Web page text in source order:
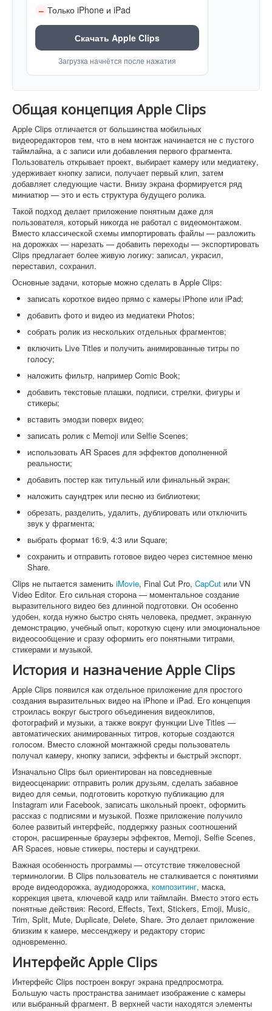
– Только iPhone и iPad
Скачать Apple Clips
Загрузка начнётся после нажатия
Общая концепция Apple Clips
Apple Clips отличается от большинства мобильных
видеоредакторов тем, что в нем монтаж начинается не с пустого
таймлайна, а с записи или добавления первого фрагмента.
Пользователь открывает проект, выбирает камеру или медиатеку,
удерживает кнопку записи, получает первый клип, затем
добавляет следующие части. Внизу экрана формируется ряд
миниатюр — это и есть структура будущего ролика.
Такой подход делает приложение понятным даже для
пользователя, который никогда не работал с видеомонтажом.
Вместо классической схемы импортировать файлы — разложить
на дорожках — нарезать — добавить переходы — экспортировать
Clips предлагает более живую логику: записал, украсил,
переставил, сохранил.
Основные задачи, которые можно сделать в Apple Clips:
записать короткое видео прямо с камеры iPhone или iPad;
добавить фото и видео из медиатеки Photos;
собрать ролик из нескольких отдельных фрагментов;
включить Live Titles и получить анимированные титры по
голосу;
наложить фильтр, например Comic Book;
добавить текстовые плашки, подписи, стрелки, фигуры и
стикеры;
вставить эмодзи поверх видео;
записать ролик с Memoji или Selfie Scenes;
использовать AR Spaces для эффектов дополненной
реальности;
добавить постер как титульный или финальный экран;
наложить саундтрек или песню из библиотеки;
обрезать, разделить, удалить, дублировать или отключить
звук у фрагмента;
выбрать формат 16:9, 4:3 или Square;
сохранить и отправить готовое видео через системное меню
Share.
Clips не пытается заменить iMovie, Final Cut Pro, CapCut или VN
Video Editor. Его сильная сторона — моментальное создание
выразительного видео без длинной подготовки. Он особенно
удобен, когда нужно быстро снять человека, предмет, экранную
демонстрацию, учебный опыт, короткую сцену или эмоциональное
видеосообщение и сразу оформить его понятными титрами,
стикерами и музыкой.
История и назначение Apple Clips
Apple Clips появился как отдельное приложение для простого
создания выразительных видео на iPhone и iPad. Его концепция
строилась вокруг быстрого объединения видеоклипов,
фотографий и музыки, а также вокруг функции Live Titles —
автоматических анимированных титров, которые создаются
голосом. Вместо сложной монтажной среды пользователь
получал камеру, кнопку записи, эффекты и быстрый экспорт.
Изначально Clips был ориентирован на повседневные
видеосценарии: отправить ролик друзьям, сделать забавное
видео для семьи, подготовить короткую публикацию для
Instagram или Facebook, записать школьный проект, оформить
рассказ с подписями и музыкой. Позже приложение получило
более развитый интерфейс, поддержку разных соотношений
сторон, расширенные браузеры эффектов, Memoji, Selfie Scenes,
AR Spaces, новые стикеры, постеры и саундтреки.
Важная особенность программы — отсутствие тяжеловесной
терминологии. В Clips пользователь не сталкивается с понятиями
вроде видеодорожка, аудиодорожка, композитинг, маска,
коррекция цвета, ключевой кадр или таймлайн. Вместо этого есть
понятные действия: Record, Effects, Text, Stickers, Emoji, Music,
Trim, Split, Mute, Duplicate, Delete, Share. Это делает приложение
близким к камере, мессенджеру и редактору сторис
одновременно.
Интерфейс Apple Clips
Интерфейс Clips построен вокруг экрана предпросмотра.
Большую часть пространства занимает изображение с камеры
или выбранный фрагмент. В верхней части находятся элементы